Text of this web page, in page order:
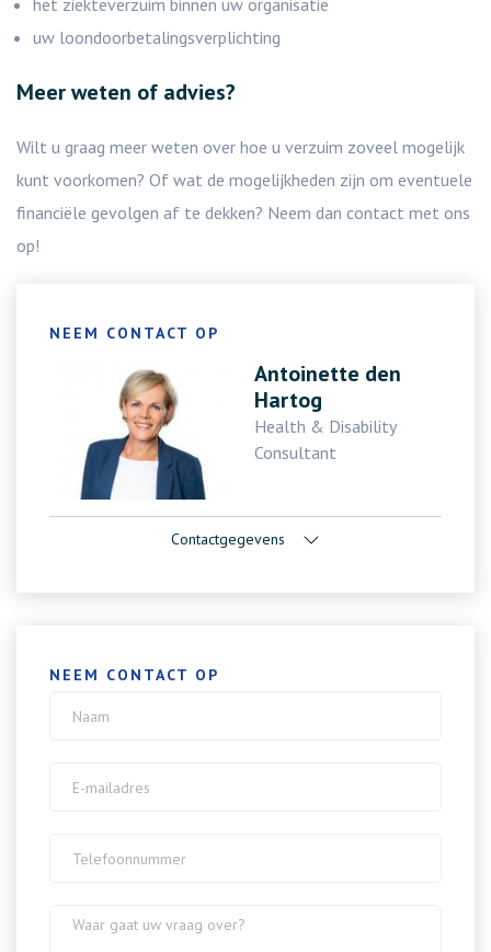
het ziekteverzuim binnen uw organisatie
uw loondoorbetalingsverplichting
Meer weten of advies?
Wilt u graag meer weten over hoe u verzuim zoveel mogelijk
kunt voorkomen? Of wat de mogelijkheden zijn om eventuele
financiële gevolgen af te dekken? Neem dan contact met ons
op!
NEEM CONTACT OP
Antoinette den
Hartog
Health & Disability
Consultant
Contactgegevens
NEEM CONTACT OP